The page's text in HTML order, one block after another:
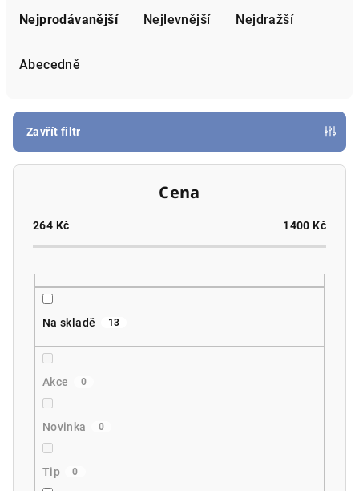
r
o
Nejprodávanější Nejlevnější Nejdražší
Abecedně
Zavřít filtr
Cena
264 Kč 1400 Kč
Na skladě 13
Akce 0
Novinka 0
Tip 0